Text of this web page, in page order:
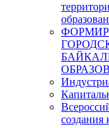
создания